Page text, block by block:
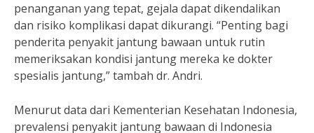
penanganan yang tepat, gejala dapat dikendalikan
dan risiko komplikasi dapat dikurangi. “Penting bagi
penderita penyakit jantung bawaan untuk rutin
memeriksakan kondisi jantung mereka ke dokter
spesialis jantung,” tambah dr. Andri.
Menurut data dari Kementerian Kesehatan Indonesia,
prevalensi penyakit jantung bawaan di Indonesia